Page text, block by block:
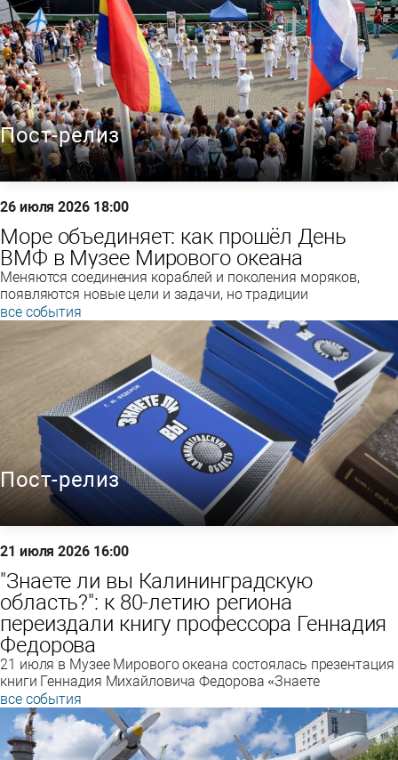
26 июля 2026 18:00
Пост-релиз
Море объединяет: как прошёл День
ВМФ в Музее Мирового океана
Меняются соединения кораблей и поколения моряков,
появляются новые цели и задачи, но традиции
все события
21 июля 2026 16:00
Пост-релиз
"Знаете ли вы Калининградскую
область?": к 80-летию региона
переиздали книгу профессора Геннадия
Федорова
21 июля в Музее Мирового океана состоялась презентация
книги Геннадия Михайловича Федорова «Знаете
все события